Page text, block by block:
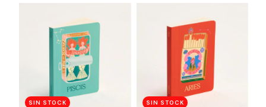
SIN STOCK SIN STOCK